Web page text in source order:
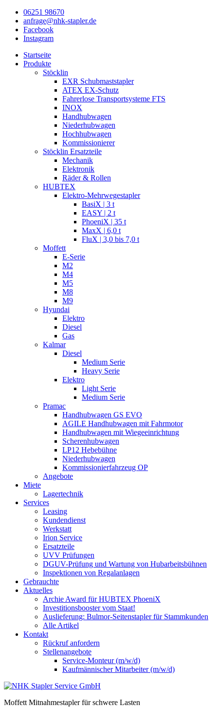
06251 98670
anfrage@nhk-stapler.de
Facebook
Instagram
Startseite
Produkte
Stöcklin
EXR Schubmaststapler
ATEX EX-Schutz
Fahrerlose Transportsysteme FTS
INOX
Handhubwagen
Niederhubwagen
Hochhubwagen
Kommissionierer
Stöcklin Ersatzteile
Mechanik
Elektronik
Räder & Rollen
HUBTEX
Elektro-Mehrwegestapler
BasiX | 3 t
EASY | 2 t
PhoeniX | 35 t
MaxX | 6,0 t
FluX | 3,0 bis 7,0 t
Moffett
E-Serie
M2
M4
M5
M8
M9
Hyundai
Elektro
Diesel
Gas
Kalmar
Diesel
Medium Serie
Heavy Serie
Elektro
Light Serie
Medium Serie
Pramac
Handhubwagen GS EVO
AGILE Handhubwagen mit Fahrmotor
Handhubwagen mit Wiegeeinrichtung
Scherenhubwagen
LP12 Hebebühne
Niederhubwagen
Kommissionierfahrzeug OP
Angebote
Miete
Lagertechnik
Services
Leasing
Kundendienst
Werkstatt
Irion Service
Ersatzteile
UVV Prüfungen
DGUV-Prüfung und Wartung von Hubarbeitsbühnen
Inspektionen von Regalanlagen
Gebrauchte
Aktuelles
Archie Award für HUBTEX PhoeniX
Investitionsbooster vom Staat!
Auslieferung: Bulmor-Seitenstapler für Stammkunden
Alle Artikel
Kontakt
Rückruf anfordern
Stellenangebote
Service-Monteur (m/w/d)
Kaufmännischer Mitarbeiter (m/w/d)
Moffett Mitnahmestapler für schwere Lasten